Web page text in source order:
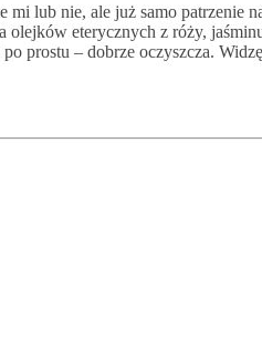
mi lub nie, ale już samo patrzenie
olejków eterycznych z róży,
prostu – dobrze oczyszcza.